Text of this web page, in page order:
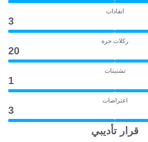
انقاذات
3
ركلات حرة
20
تشتيتات
1
اعتراضات
3
قرار تأديبي